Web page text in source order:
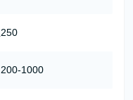
250
200-1000